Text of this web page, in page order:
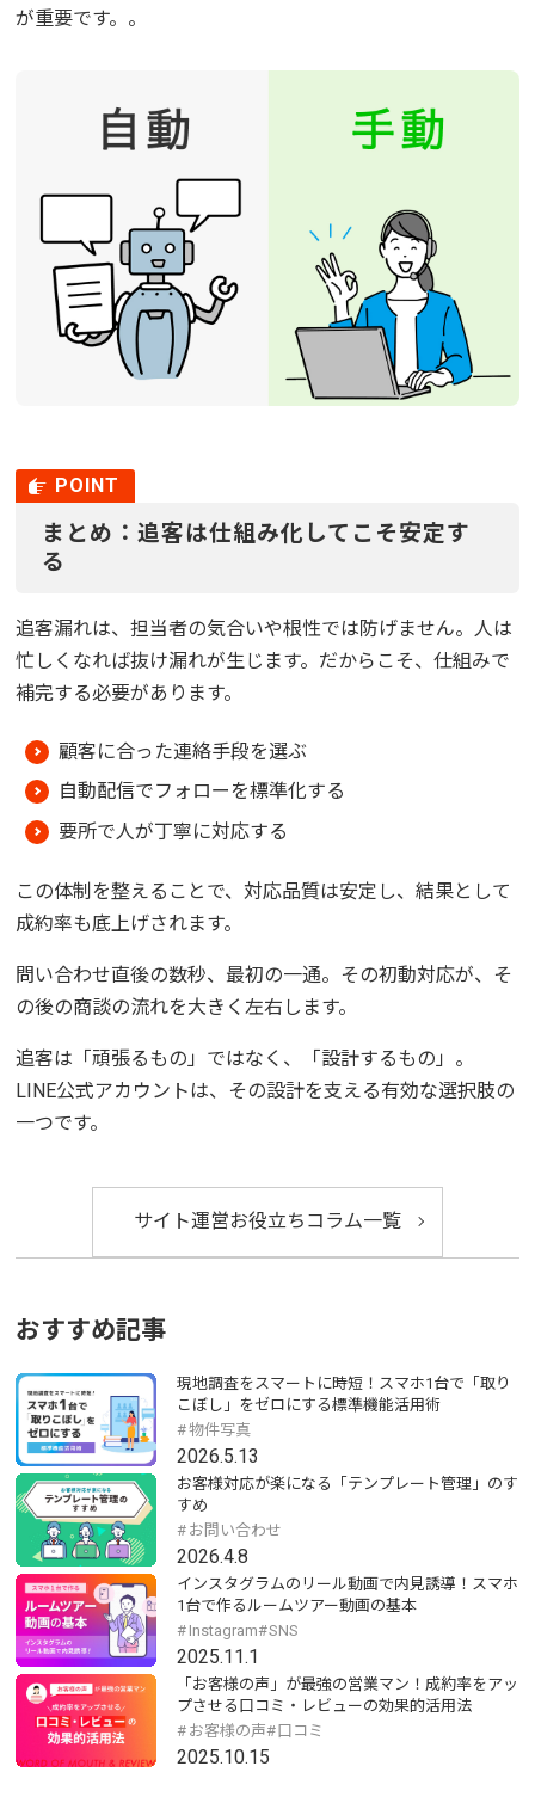
が重要です。。
まとめ：追客は仕組み化してこそ安定す
る
追客漏れは、担当者の気合いや根性では防げません。人は
忙しくなれば抜け漏れが生じます。だからこそ、仕組みで
補完する必要があります。
顧客に合った連絡手段を選ぶ
自動配信でフォローを標準化する
要所で人が丁寧に対応する
この体制を整えることで、対応品質は安定し、結果として
成約率も底上げされます。
問い合わせ直後の数秒、最初の一通。その初動対応が、そ
の後の商談の流れを大きく左右します。
追客は「頑張るもの」ではなく、「設計するもの」。
LINE公式アカウントは、その設計を支える有効な選択肢の
一つです。
サイト運営お役立ちコラム一覧
おすすめ記事
現地調査をスマートに時短！スマホ1台で「取り
こぼし」をゼロにする標準機能活用術
物件写真
2026.5.13
お客様対応が楽になる「テンプレート管理」のす
すめ
お問い合わせ
2026.4.8
インスタグラムのリール動画で内見誘導！スマホ
1台で作るルームツアー動画の基本
Instagram
SNS
2025.11.1
「お客様の声」が最強の営業マン！成約率をアッ
プさせる口コミ・レビューの効果的活用法
お客様の声
口コミ
2025.10.15